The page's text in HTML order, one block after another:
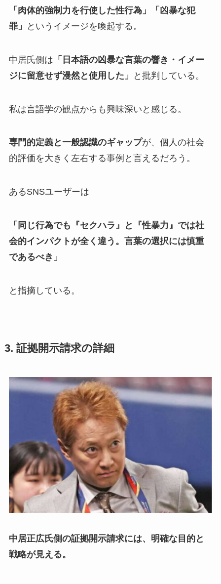
「肉体的強制力を行使した性行為」「凶暴な犯
罪」
というイメージを喚起する。
中居氏側は 「日本語の凶暴な言葉の響き・イメー
ジに留意せず漫然と使用した」
と批判している。
私は言語学の観点からも興味深いと感じる。
専門的定義と一般認識のギャップが、個人の社会
的評価を大きく左右する事例と言えるだろう。
あるSNSユーザーは
「同じ行為でも『セクハラ』と『性暴力』では社
会的インパクトが全く違う。言葉の選択には慎重
であるべき」
と指摘している。
3. 証拠開示請求の詳細
中居正広氏側の証拠開示請求には、明確な目的と
戦略が見える。